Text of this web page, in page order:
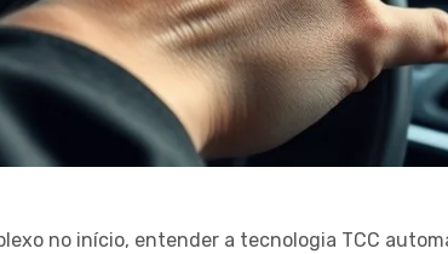
no início, entender a tecnologia TCC